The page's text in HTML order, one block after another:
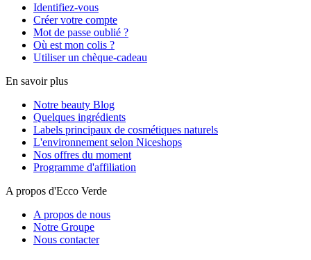
Identifiez-vous
Créer votre compte
Mot de passe oublié ?
Où est mon colis ?
Utiliser un chèque-cadeau
En savoir plus
Notre beauty Blog
Quelques ingrédients
Labels principaux de cosmétiques naturels
L'environnement selon Niceshops
Nos offres du moment
Programme d'affiliation
A propos d'Ecco Verde
A propos de nous
Notre Groupe
Nous contacter